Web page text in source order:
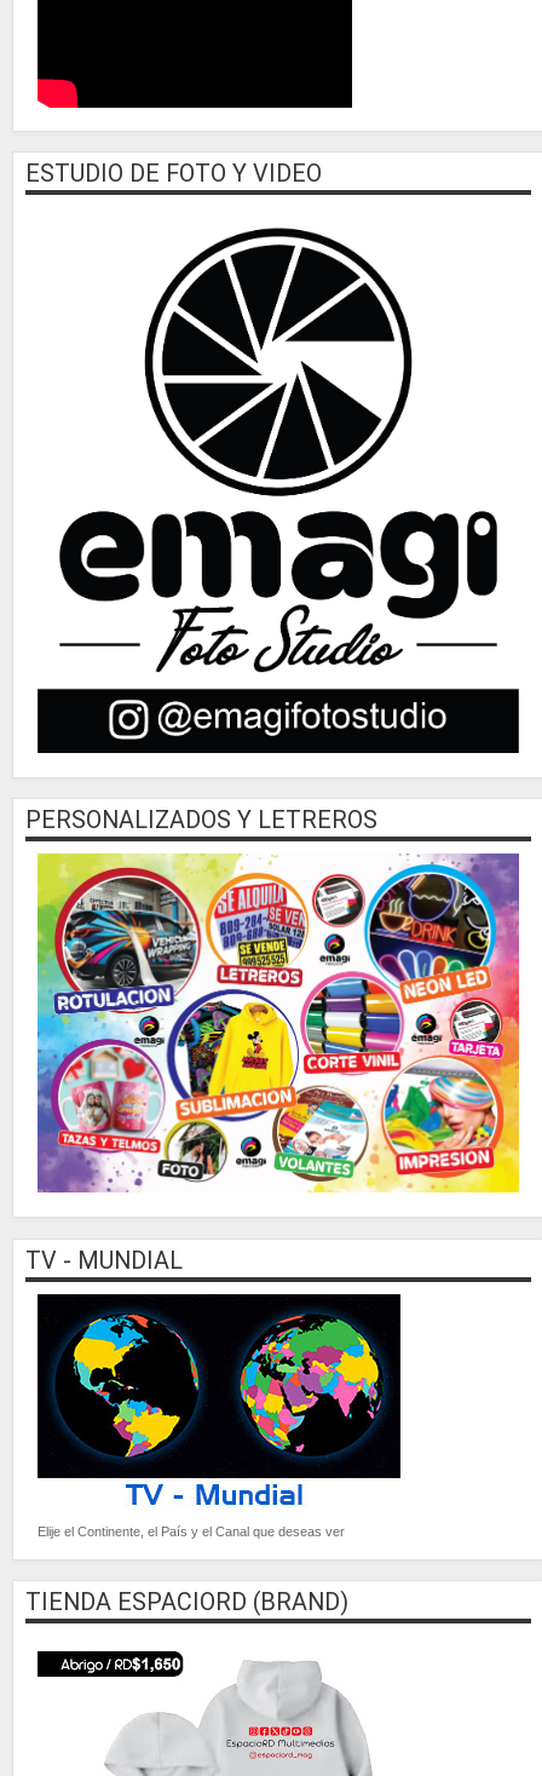
ESTUDIO DE FOTO Y VIDEO
PERSONALIZADOS Y LETREROS
TV - MUNDIAL
Elije el Continente, el País y el Canal que deseas ver
TIENDA ESPACIORD (BRAND)